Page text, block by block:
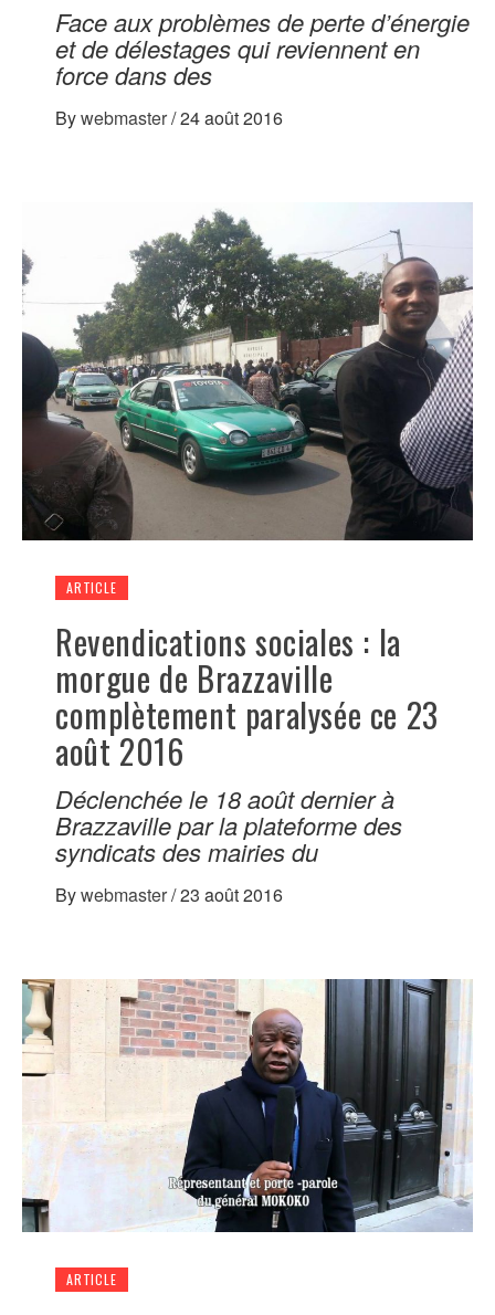
Face aux problèmes de perte d’énergie
et de délestages qui reviennent en
force dans des
Bywebmaster/24 août 2016
ARTICLE
Revendications sociales : la
morgue de Brazzaville
complètement paralysée ce 23
août 2016
Déclenchée le 18 août dernier à
Brazzaville par la plateforme des
syndicats des mairies du
Bywebmaster/23 août 2016
ARTICLE